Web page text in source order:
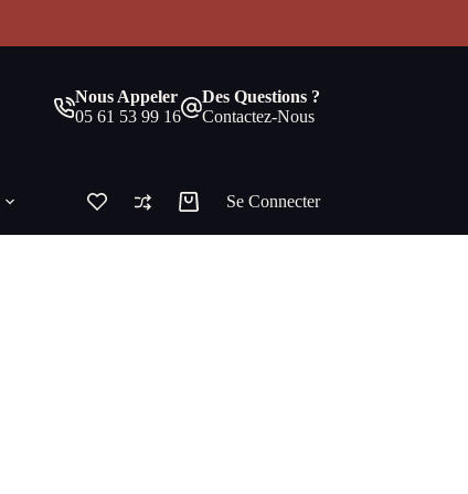
Nous Appeler
05 61 53 99 16
Des Questions ?
Contactez-Nous
Panier
Se Connecter